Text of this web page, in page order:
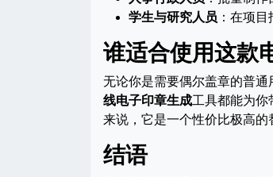
学生与研究人员 ：在项
谁适合使用这款
无论你是需要偶尔盖章的普
线电子印章生成工具都能为你
来说，它是一个性价比极高的
结语